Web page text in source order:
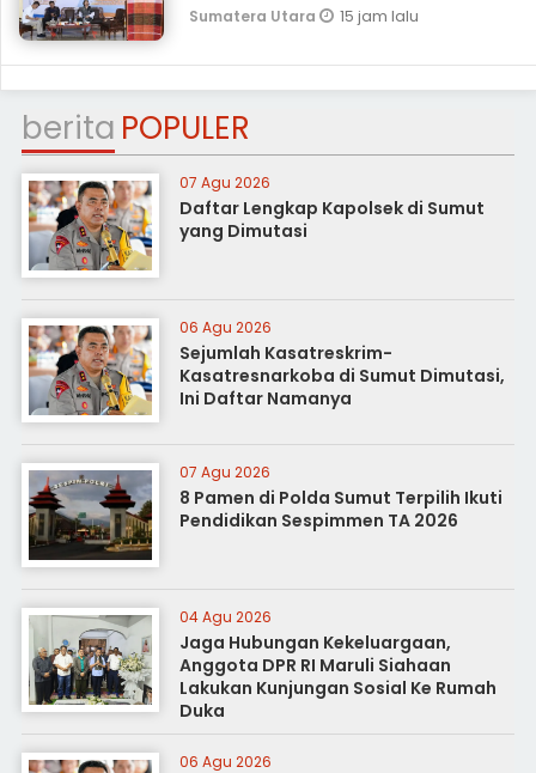
Sumatera Utara 15 jam lalu
berita POPULER
07 Agu 2026
Daftar Lengkap Kapolsek di Sumut
yang Dimutasi
06 Agu 2026
Sejumlah Kasatreskrim-
Kasatresnarkoba di Sumut Dimutasi,
Ini Daftar Namanya
07 Agu 2026
8 Pamen di Polda Sumut Terpilih Ikuti
Pendidikan Sespimmen TA 2026
04 Agu 2026
Jaga Hubungan Kekeluargaan,
Anggota DPR RI Maruli Siahaan
Lakukan Kunjungan Sosial Ke Rumah
Duka
06 Agu 2026